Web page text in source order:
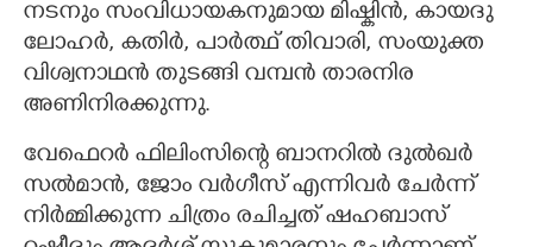
നടനും സംവിധായകനുമായ മിഷ്കിൻ, കായദു
ലോഹർ, കതിർ, പാർത്ഥ് തിവാരി, സംയുക്ത
വിശ്വനാഥൻ തുടങ്ങി വമ്പൻ താരനിര
അണിനിരക്കുന്നു.
വേഫെറർ ഫിലിംസിന്റെ ബാനറിൽ ദുൽഖർ
സൽമാൻ, ജോം വർഗീസ് എന്നിവർ ചേർന്ന്
നിർമ്മിക്കുന്ന ചിത്രം രചിച്ചത് ഷഹബാസ്